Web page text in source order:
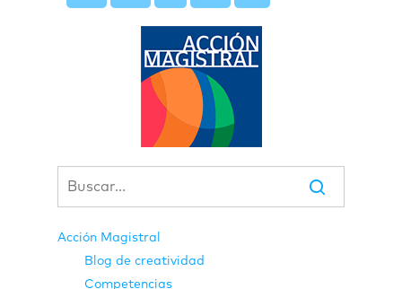
Acción Magistral
Blog de creatividad
Competencias